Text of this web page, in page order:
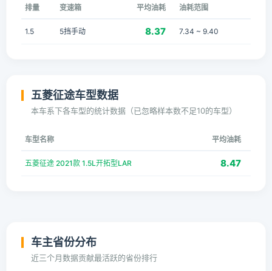
排量 变速箱 平均油耗 油耗范围
1.5 5挡手动 8.37 7.34 ~ 9.40
五菱征途车型数据
本车系下各车型的统计数据（已忽略样本数不足10的车型）
车型名称 平均油耗
五菱征途 2021款 1.5L开拓型LAR 8.47
车主省份分布
近三个月数据贡献最活跃的省份排行